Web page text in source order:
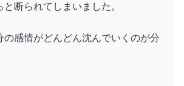
断られてしまいました。
の感情がどんどん沈んでいくのが分